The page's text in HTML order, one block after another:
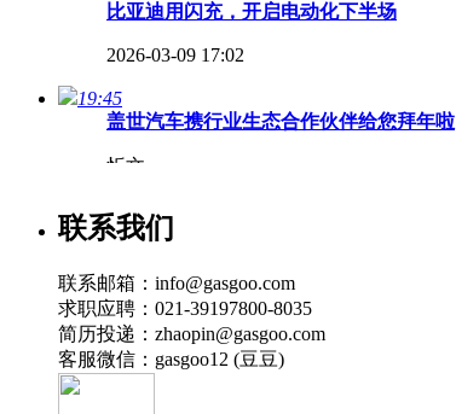
比亚迪用闪充，开启电动化下半场
2026-03-09 17:02
19:45
盖世汽车携行业生态合作伙伴给您拜年啦
忻文
2026-02-17 07:00
长安的智能化，究竟如何？
2025-09-15 20:26
00:37
联系我们
联系邮箱：info@gasgoo.com
求职应聘：021-39197800-8035
简历投递：zhaopin@gasgoo.com
客服微信：gasgoo12 (豆豆)